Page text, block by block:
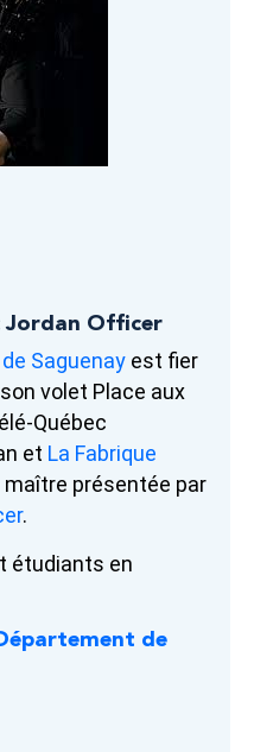
Jordan Officer
Saguenay est fier
volet Place aux
Québec
et La Fabrique
maître présentée par
.
étudiants en
de